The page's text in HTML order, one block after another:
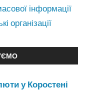
інформації
організації
у Коростені